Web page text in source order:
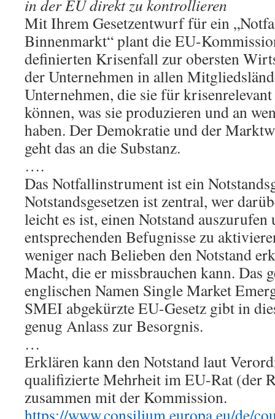
in der EU direkt zu kontrollieren
Mit Ihrem Gesetzentwurf für ein
Binnenmarkt“ plant die EU-
definierten Krisenfall zur obersten
der Unternehmen in allen
Unternehmen, die sie für
können, was sie produzieren und an
haben. Der Demokratie und der
geht das an die Substanz.
….
Das Notfallinstrument ist ein
Notstandsgesetzen ist zentral, wer
leicht es ist, einen Notstand auszurufen
entsprechenden Befugnisse zu
weniger nach Belieben den Notstand
Macht, die er missbrauchen kann. Das
englischen Namen Single Market
SMEI abgekürzte EU-Gesetz gibt in
genug Anlass zur Besorgnis.
…
Erklären kann den Notstand laut
qualifizierte Mehrheit im EU-Rat (der
zusammen mit der Kommission.
https://www.consilium.europa.eu/de/